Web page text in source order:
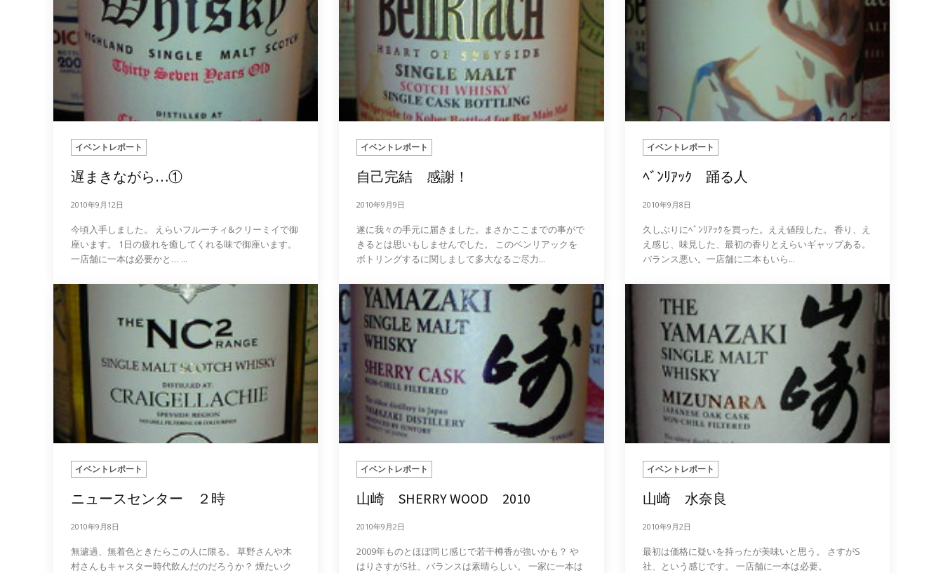
イベントレポート
遅まきながら…①
2010年9月12日
今頃入手しました。 えらいフルーチィ&クリーミイで御
座います。 1日の疲れを癒してくれる味で御座います。
一店舗に一本は必要かと… ...
イベントレポート
自己完結 感謝！
2010年9月9日
遂に我々の手元に届きました。まさかここまでの事がで
きるとは思いもしませんでした。 このベンリアックを
ボトリングするに関しまして多大なるご尽力...
イベントレポート
ﾍﾞﾝﾘｱｯｸ 踊る人
2010年9月8日
久しぶりにﾍﾞﾝﾘｱｯｸを買った。ええ値段した。 香り、え
え感じ、味見した、最初の香りとえらいギャップある。
バランス悪い。一店舗に二本もいら...
イベントレポート
ニュースセンター ２時
2010年9月8日
無濾過、無着色ときたらこの人に限る。 草野さんや木
村さんもキャスター時代飲んだのだろうか？ 煙たいク
イベントレポート
山崎 SHERRY WOOD 2010
2010年9月2日
2009年ものとほぼ同じ感じで若干樽香が強いかも？ や
はりさすがS社、バランスは素晴らしい。 一家に一本は
イベントレポート
山崎 水奈良
2010年9月2日
最初は価格に疑いを持ったが美味いと思う。 さすがS
社、という感じです。 一店舗に一本は必要。